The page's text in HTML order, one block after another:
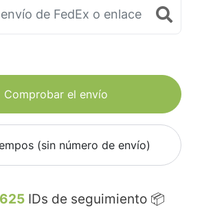
Comprobar el envío
(sin número de envío)
IDs de seguimiento 📦